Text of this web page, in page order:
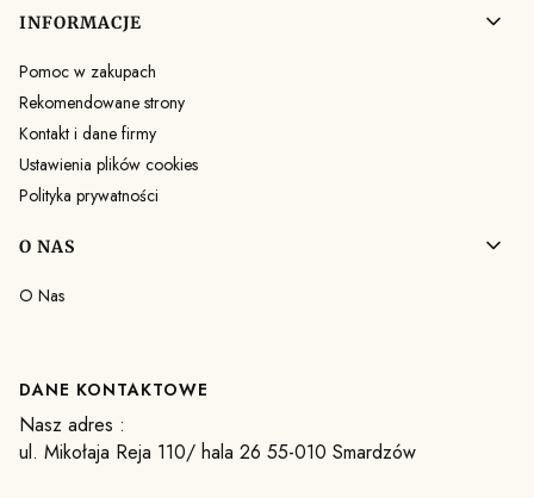
INFORMACJE
Pomoc w zakupach
Rekomendowane strony
Kontakt i dane firmy
Ustawienia plików cookies
Polityka prywatności
O NAS
O Nas
DANE KONTAKTOWE
Nasz adres :
ul. Mikołaja Reja 110/ hala 26 55-010 Smardzów